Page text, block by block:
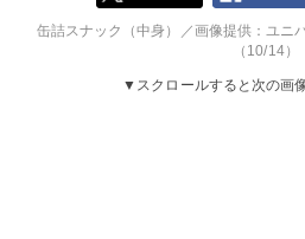
缶詰スナック（中身）／画像提供：ユニ
（10/14）
▼スクロールすると次の画